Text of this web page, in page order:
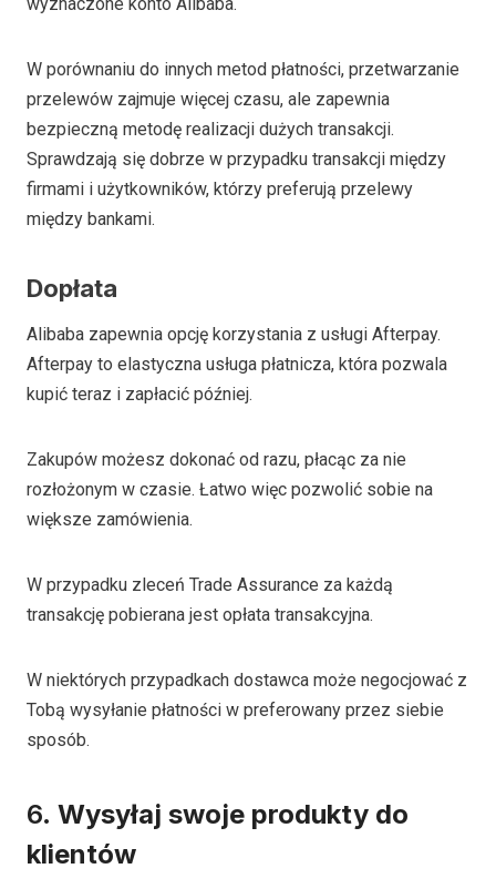
W porównaniu do innych metod płatności, przetwarzanie
przelewów zajmuje więcej czasu, ale zapewnia
bezpieczną metodę realizacji dużych transakcji.
Sprawdzają się dobrze w przypadku transakcji między
firmami i użytkowników, którzy preferują przelewy
między bankami.
Dopłata
Alibaba zapewnia opcję korzystania z usługi Afterpay.
Afterpay to elastyczna usługa płatnicza, która pozwala
kupić teraz i zapłacić później.
Zakupów możesz dokonać od razu, płacąc za nie
rozłożonym w czasie. Łatwo więc pozwolić sobie na
większe zamówienia.
W przypadku zleceń Trade Assurance za każdą
transakcję pobierana jest opłata transakcyjna.
W niektórych przypadkach dostawca może negocjować z
Tobą wysyłanie płatności w preferowany przez siebie
sposób.
6. Wysyłaj swoje produkty do
klientów